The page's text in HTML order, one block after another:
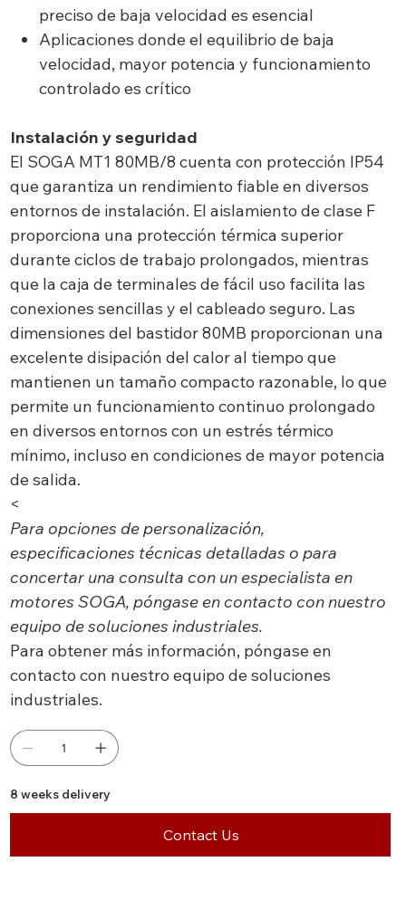
preciso de baja velocidad es esencial
Aplicaciones donde el equilibrio de baja
velocidad, mayor potencia y funcionamiento
controlado es crítico
Instalación y seguridad
El SOGA MT1 80MB/8 cuenta con protección IP54
que garantiza un rendimiento fiable en diversos
entornos de instalación. El aislamiento de clase F
proporciona una protección térmica superior
durante ciclos de trabajo prolongados, mientras
que la caja de terminales de fácil uso facilita las
conexiones sencillas y el cableado seguro. Las
dimensiones del bastidor 80MB proporcionan una
excelente disipación del calor al tiempo que
mantienen un tamaño compacto razonable, lo que
permite un funcionamiento continuo prolongado
en diversos entornos con un estrés térmico
mínimo, incluso en condiciones de mayor potencia
de salida.
<
Para opciones de personalización,
especificaciones técnicas detalladas o para
concertar una consulta con un especialista en
motores SOGA, póngase en contacto con nuestro
equipo de soluciones industriales.
Para obtener más información, póngase en
contacto con nuestro equipo de soluciones
industriales.
8 weeks delivery
Contact Us